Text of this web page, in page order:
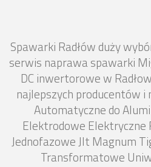
Spawarki Radłów duży
serwis naprawa spawarki
DC inwertorowe w
najlepszych producentów
Automatyczne do
Elektrodowe Elektryczne
Jednofazowe Jlt Magnum
Transformatowe